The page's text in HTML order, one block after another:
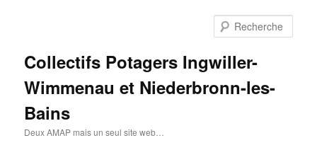
Collectifs Potagers Ingwiller-
Wimmenau et Niederbronn-les-
Bains
Deux AMAP mais un seul site web…